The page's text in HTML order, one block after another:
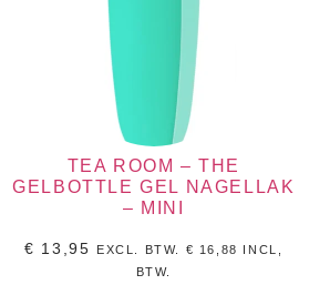
TEA ROOM – THE
GELBOTTLE GEL NAGELLAK
– MINI
€ 13,95 EXCL. BTW. € 16,88
INCL,
BTW.